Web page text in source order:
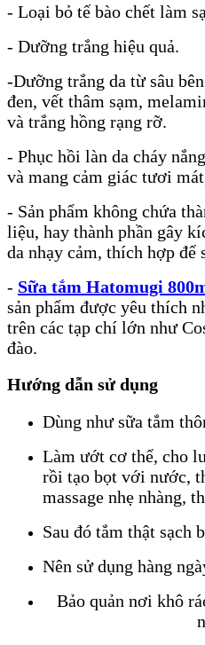
- Loại bỏ tế bào chết làm
- Dưỡng trắng hiệu quả.
-Dưỡng trắng da từ sâu
đen, vết thâm sạm,
và trắng hồng rạng rỡ.
- Phục hồi làn da cháy
và mang cảm giác tươi
- Sản phẩm không chứa
liệu, hay thành phần gây
da nhạy cảm, thích hợp để
- Sữa tắm Hatomugi
sản phẩm được yêu thích
trên các tạp chí lớn như
đào.
Hướng dẫn sử dụng
Dùng như sữa tắm
Làm ướt cơ thể, cho
rồi tạo bọt với nước,
massage nhẹ nhàng,
Sau đó tắm thật sạch
Nên sử dụng hàng
Bảo quản nơi khô